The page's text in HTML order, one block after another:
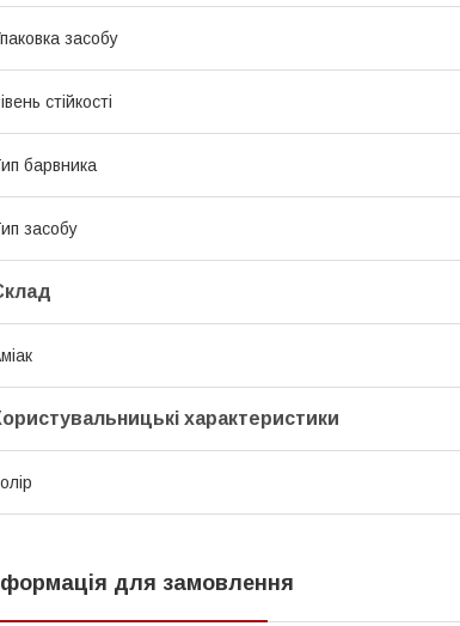
засобу
стійкості
барвника
засобу
характеристики
для замовлення